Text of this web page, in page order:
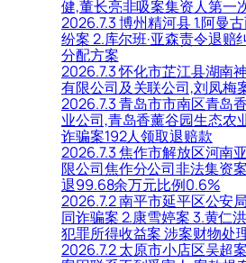
健,董长亮非吸案集资人第一
2026.7.3 博州精河县 1.阿曼
纷案 2.库尔班·亚森责令退赔
分配方案
2026.7.3 怀化市芷江县湖南
有限公司及关联公司,刘凤梅
2026.7.3 青岛市市南区青岛
业公司,青岛香薰谷园生态农
诈骗案192人领取退赔款
2026.7.3 焦作市解放区河南
限公司焦作分公司非法集资
退99.68余万元比例0.6%
2026.7.2 南平市延平区公安
同诈骗案 2.康雪婷案 3.黄仁
犯罪所得收益案 涉案财物处
2026.7.2 太原市小店区吴超